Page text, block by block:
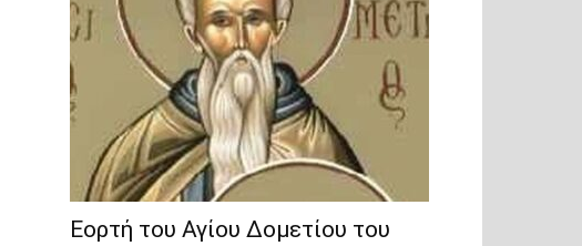
Εορτή του Αγίου Δομετίου του